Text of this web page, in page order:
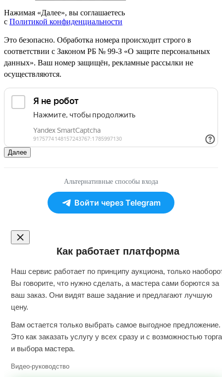
Нажимая «Далее», вы соглашаетесь
с Политикой конфиденциальности
Это безопасно. Обработка номера происходит строго в
соответствии с Законом РБ № 99-З «О защите персональных
данных». Ваш номер защищён, рекламные рассылки не
осуществляются.
Далее
Альтернативные способы входа
Войти через Telegram
Как работает платформа
Наш сервис работает по принципу аукциона, только
Вы говорите, что нужно сделать, а мастера сами борются за
ваш заказ. Они видят ваше задание и предлагают лучшую
цену.
Вам остается только выбрать самое выгодное предложение.
Это как заказать услугу у всех сразу и с возможностью торга
и выбора мастера.
Видео-руководство